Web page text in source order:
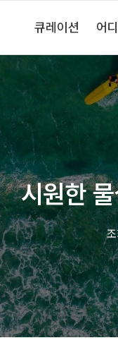
큐레이션 어
시원한